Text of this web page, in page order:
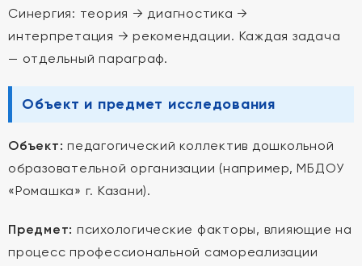
Синергия: теория → диагностика →
интерпретация → рекомендации. Каждая задача
— отдельный параграф.
Объект и предмет исследования
Объект: педагогический коллектив дошкольной
образовательной организации (например, МБДОУ
«Ромашка» г. Казани).
Предмет: психологические факторы, влияющие на
процесс профессиональной самореализации